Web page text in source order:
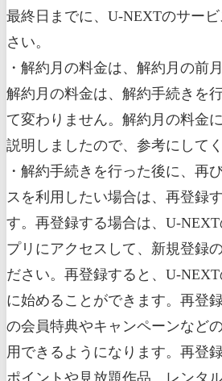
最終日までに、U-NEXTのサー
さい。
・解約月の料金は、解約月の前
解約月の料金は、解約手続きを
て変わりません。解約月の料金
説明しましたので、参考にしてく
・解約手続きを行った後に、再
スを利用したい場合は、再登録
す。再登録する場合は、U-
プリにアクセスして、新規登録
ださい。再登録すると、U-
に始めることができます。再登
の会員特典やキャンペーンなど
用できるようになります。再登